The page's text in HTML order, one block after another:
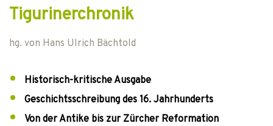
Tigurinerchronik
hg. von Hans Ulrich Bächtold
Historisch-kritische Ausgabe
Geschichtsschreibung des 16. Jahrhunderts
Von der Antike bis zur Zürcher Reformation